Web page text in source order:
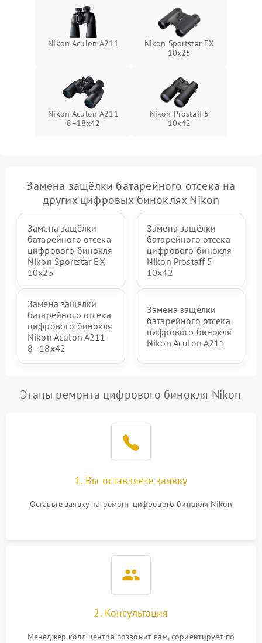
Nikon Aculon A211
Nikon Sportstar EX
10x25
Nikon Aculon A211
8–18x42
Nikon Prostaff 5
10x42
Замена защёлки батарейного отсека на
других цифровых биноклях Nikon
Замена защёлки
батарейного отсека
цифрового бинокля
Nikon Sportstar EX
10x25
Замена защёлки
батарейного отсека
цифрового бинокля
Nikon Prostaff 5
10x42
Замена защёлки
батарейного отсека
цифрового бинокля
Nikon Aculon A211
8–18x42
Замена защёлки
батарейного отсека
цифрового бинокля
Nikon Aculon A211
Этапы ремонта цифрового бинокля Nikon
1. Вы оставляете заявку
Оставьте заявку на ремонт цифрового бинокля Nikon
2. Консультация
Менеджер колл центра позвонит вам, сориентирует по